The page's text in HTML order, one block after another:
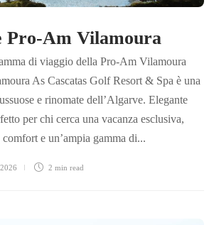
Pro-Am Vilamoura
di viaggio della Pro-Am Vilamoura
As Cascatas Golf Resort & Spa è una
e rinomate dell’Algarve. Elegante
per chi cerca una vacanza esclusiva,
e un’ampia gamma di...
2 min read